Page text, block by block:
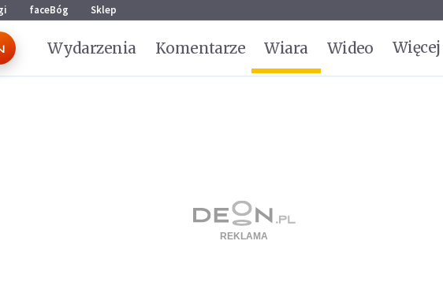
faceBóg Sklep
Wydarzenia Komentarze Wiara Wideo Więcej